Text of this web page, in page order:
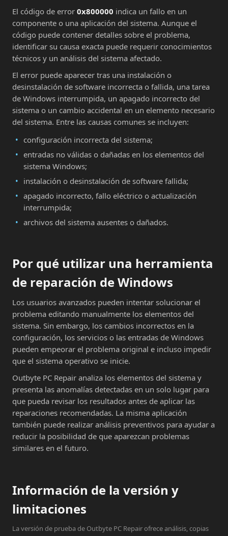
El código de error 0x800000 indica un fallo en un
componente o una aplicación del sistema. Aunque el
código puede contener detalles sobre el problema,
identificar su causa exacta puede requerir conocimientos
técnicos y un análisis del sistema afectado.
El error puede aparecer tras una instalación o
desinstalación de software incorrecta o fallida, una tarea
de Windows interrumpida, un apagado incorrecto del
sistema o un cambio accidental en un elemento necesario
del sistema. Entre las causas comunes se incluyen:
configuración incorrecta del sistema;
entradas no válidas o dañadas en los elementos del
sistema Windows;
instalación o desinstalación de software fallida;
apagado incorrecto, fallo eléctrico o actualización
interrumpida;
archivos del sistema ausentes o dañados.
Por qué utilizar una herramienta
de reparación de Windows
Los usuarios avanzados pueden intentar solucionar el
problema editando manualmente los elementos del
sistema. Sin embargo, los cambios incorrectos en la
configuración, los servicios o las entradas de Windows
pueden empeorar el problema original e incluso impedir
que el sistema operativo se inicie.
Outbyte PC Repair analiza los elementos del sistema y
presenta las anomalías detectadas en un solo lugar para
que pueda revisar los resultados antes de aplicar las
reparaciones recomendadas. La misma aplicación
también puede realizar análisis preventivos para ayudar a
reducir la posibilidad de que aparezcan problemas
similares en el futuro.
Información de la versión y
limitaciones
La versión de prueba de Outbyte PC Repair ofrece análisis, copias